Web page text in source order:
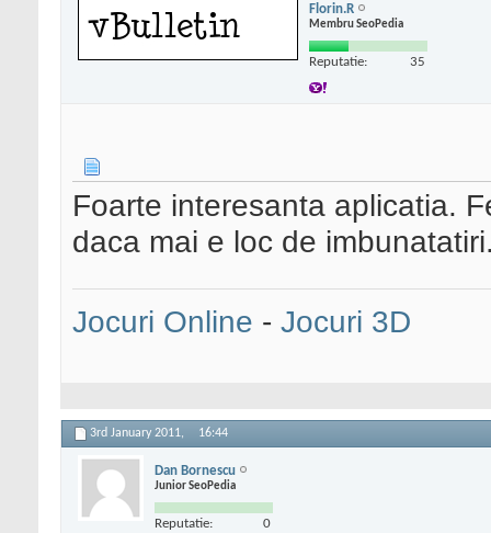
Florin.R
Membru SeoPedia
Reputatie: 35
Foarte interesanta aplicatia.
daca mai e loc de
Jocuri Online - Jocuri 3D
3rd January 2011, 16:44
Dan Bornescu
Junior SeoPedia
Reputatie: 0